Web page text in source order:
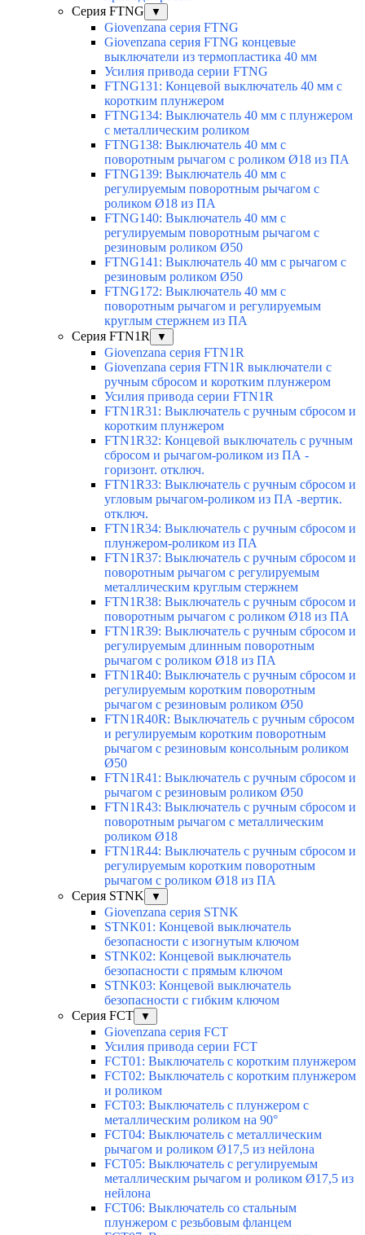
Серия FTNG
▼
Giovenzana серия FTNG
Giovenzana серия FTNG концевые
выключатели из термопластика 40 мм
Усилия привода серии FTNG
FTNG131: Концевой выключатель 40 мм с
коротким плунжером
FTNG134: Выключатель 40 мм с плунжером
с металлическим роликом
FTNG138: Выключатель 40 мм с
поворотным рычагом с роликом Ø18 из ПА
FTNG139: Выключатель 40 мм с
регулируемым поворотным рычагом с
роликом Ø18 из ПА
FTNG140: Выключатель 40 мм с
регулируемым поворотным рычагом с
резиновым роликом Ø50
FTNG141: Выключатель 40 мм с рычагом с
резиновым роликом Ø50
FTNG172: Выключатель 40 мм с
поворотным рычагом и регулируемым
круглым стержнем из ПА
Серия FTN1R
▼
Giovenzana серия FTN1R
Giovenzana серия FTN1R выключатели с
ручным сбросом и коротким плунжером
Усилия привода серии FTN1R
FTN1R31: Выключатель с ручным сбросом и
коротким плунжером
FTN1R32: Концевой выключатель с ручным
сбросом и рычагом-роликом из ПА -
горизонт. отключ.
FTN1R33: Выключатель с ручным сбросом и
угловым рычагом-роликом из ПА -вертик.
отключ.
FTN1R34: Выключатель с ручным сбросом и
плунжером-роликом из ПА
FTN1R37: Выключатель с ручным сбросом и
поворотным рычагом с регулируемым
металлическим круглым стержнем
FTN1R38: Выключатель с ручным сбросом и
поворотным рычагом с роликом Ø18 из ПА
FTN1R39: Выключатель с ручным сбросом и
регулируемым длинным поворотным
рычагом с роликом Ø18 из ПА
FTN1R40: Выключатель с ручным сбросом и
регулируемым коротким поворотным
рычагом с резиновым роликом Ø50
FTN1R40R: Выключатель с ручным сбросом
и регулируемым коротким поворотным
рычагом с резиновым консольным роликом
Ø50
FTN1R41: Выключатель с ручным сбросом и
рычагом с резиновым роликом Ø50
FTN1R43: Выключатель с ручным сбросом и
поворотным рычагом с металлическим
роликом Ø18
FTN1R44: Выключатель с ручным сбросом и
регулируемым коротким поворотным
рычагом с роликом Ø18 из ПА
Серия STNK
▼
Giovenzana серия STNK
STNK01: Концевой выключатель
безопасности с изогнутым ключом
STNK02: Концевой выключатель
безопасности с прямым ключом
STNK03: Концевой выключатель
безопасности с гибким ключом
Серия FCT
▼
Giovenzana серия FCT
Усилия привода серии FCT
FCT01: Выключатель с коротким плунжером
FCT02: Выключатель с коротким плунжером
и роликом
FCT03: Выключатель с плунжером с
металлическим роликом на 90°
FCT04: Выключатель с металлическим
рычагом и роликом Ø17,5 из нейлона
FCT05: Выключатель с регулируемым
металлическим рычагом и роликом Ø17,5 из
нейлона
FCT06: Выключатель со стальным
плунжером с резьбовым фланцем